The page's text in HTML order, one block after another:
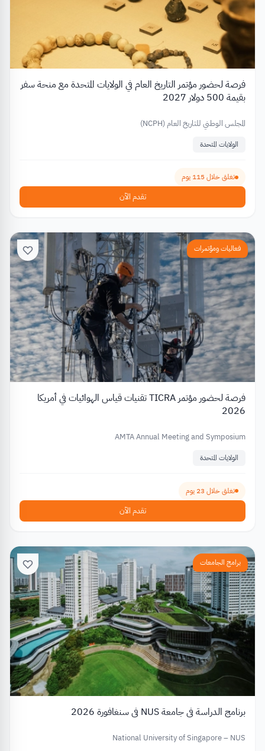
فرصة لحضور مؤتمر التاريخ العام في الولايات المتحدة مع منحة سفر
بقيمة 500 دولار 2027
المجلس الوطني للتاريخ العام (NCPH)
الولايات المتحدة
تغلق خلال 115 يوم
تقدم الآن
فعاليات ومؤتمرات
فرصة لحضور مؤتمر TICRA تقنيات قياس الهوائيات في أمريكا
2026
AMTA Annual Meeting and Symposium
الولايات المتحدة
تغلق خلال 23 يوم
تقدم الآن
برامج الجامعات
برنامج الدراسة في جامعة NUS في سنغافورة 2026
National University of Singapore – NUS